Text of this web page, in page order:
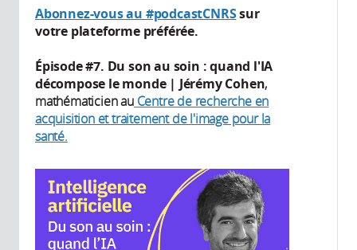
Abonnez-vous au #podcastCNRSsur
votre plateforme préférée.
Épisode #7. Du son au soin : quand l'IA
décompose le monde | Jérémy Cohen,
mathématicien auCentre de recherche en
acquisition et traitement de l'image pour la
santé.